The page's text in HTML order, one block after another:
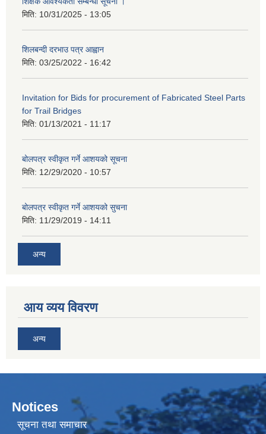
मिति: 10/31/2025 - 13:05
शिलबन्दी दरभाउ पत्र आह्वान
मिति: 03/25/2022 - 16:42
Invitation for Bids for procurement of Fabricated Steel Parts
for Trail Bridges
मिति: 01/13/2021 - 11:17
बोलपत्र स्वीकृत गर्ने आशयको सूचना
मिति: 12/29/2020 - 10:57
बोलपत्र स्वीकृत गर्ने आशयको सुचना
मिति: 11/29/2019 - 14:11
अन्य
आय व्यय विवरण
अन्य
Notices
सूचना तथा समाचार